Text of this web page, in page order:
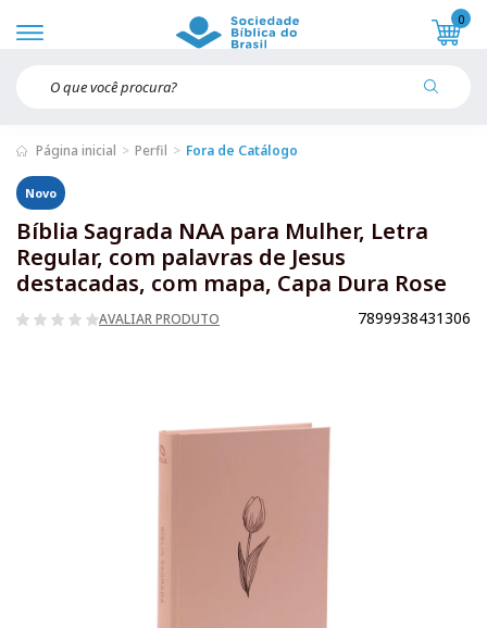
0
Página inicial Perfil Fora de Catálogo
Novo
Bíblia Sagrada NAA para Mulher, Letra
Regular, com palavras de Jesus
destacadas, com mapa, Capa Dura Rose
AVALIAR PRODUTO 7899938431306